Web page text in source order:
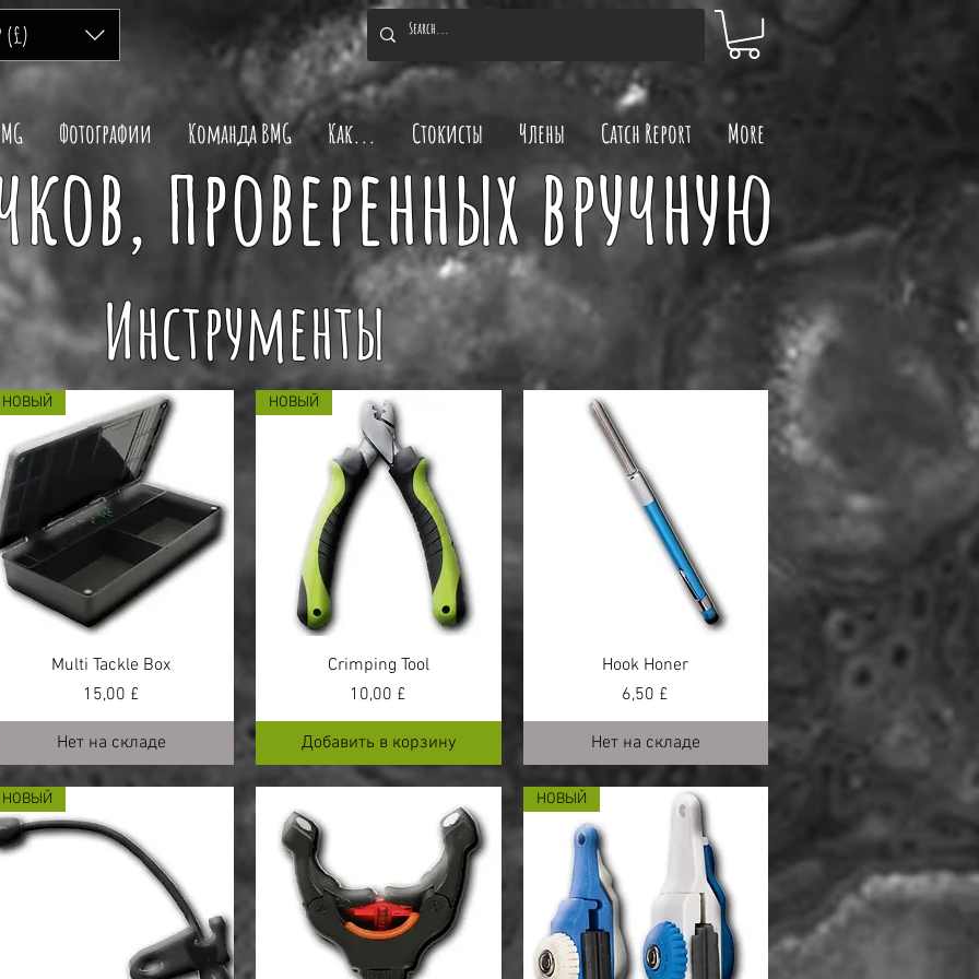
Фотографии Команда BMG Как... Стокисты Члены Catch Report More
(£)
проверенных вручную
Инструменты
НОВЫЙ
Multi Tackle Box
Цена
15,00 £
Нет на складе
НОВЫЙ
Crimping Tool
Цена
10,00 £
Добавить в корзину
Hook Honer
Цена
6,50 £
Нет на складе
НОВЫЙ НОВЫЙ